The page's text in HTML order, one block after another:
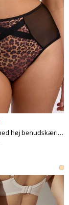
Høj trusse med høj benudskæring - Ewa Bien 41